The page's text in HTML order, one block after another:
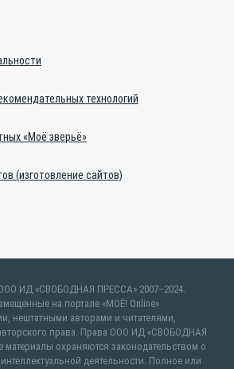
технологий
«Моё зверьё»
(изготовление сайтов)
ИД «СВОБОДНАЯ ПРЕССА» 2007–2024.
на портале «МОЁ! Online»
нештатными авторами и читателями,
права. Права ООО ИД «СВОБОДНАЯ
материалы охраняются законодательством о
деятельности. Полное или